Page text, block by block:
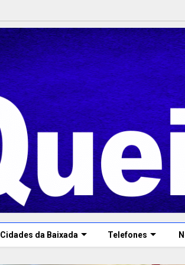
Cidades da Baixada Telefones